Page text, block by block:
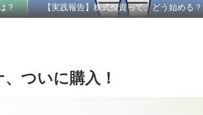
？ 【実践報告】株式投資って、どう始める？
ついに購入！